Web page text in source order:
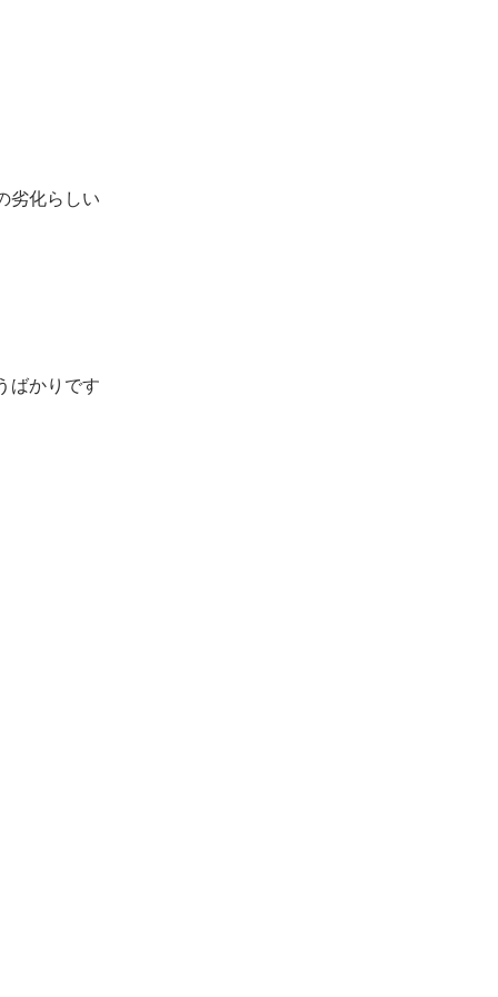
劣化らしい
ばかりです